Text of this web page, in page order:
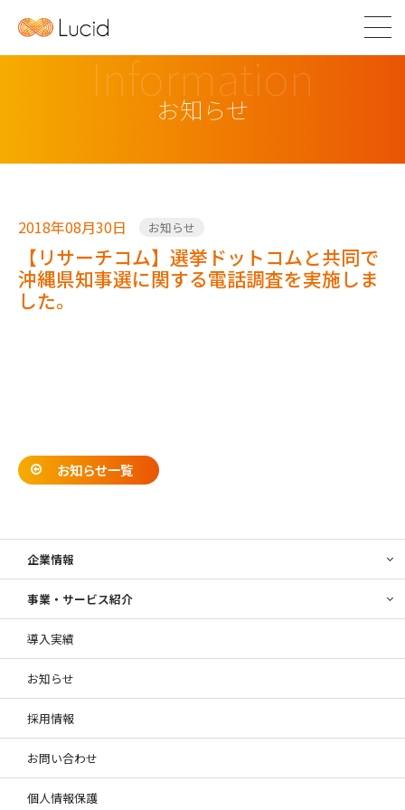
Information
お知らせ
2018年08月30日 お知らせ
【リサーチコム】選挙ドットコムと共同で
沖縄県知事選に関する電話調査を実施しま
した。
お知らせ一覧
企業情報
事業・サービス紹介
導入実績
お知らせ
採用情報
お問い合わせ
個人情報保護